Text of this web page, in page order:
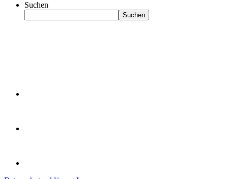
Suchen
Suchen